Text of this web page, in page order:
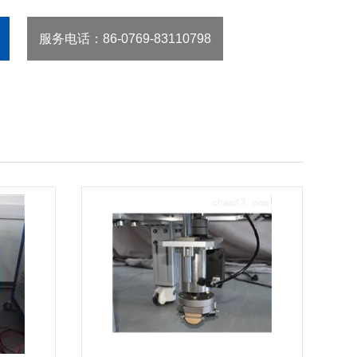
服务电话 ：86-0769-83110798